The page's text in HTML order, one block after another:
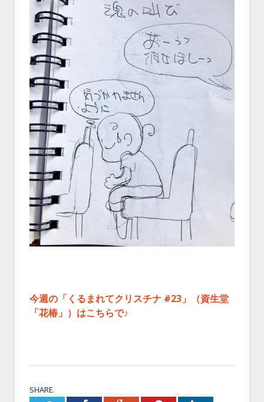
今週の「くるまれてクリスチナ #23」（資生堂
「花椿」）はこちらで♪
SHARE.